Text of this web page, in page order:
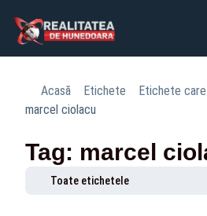
Acasă Etichete
Etichete
marcel ciolacu
Tag: marcel
Toate etichetele